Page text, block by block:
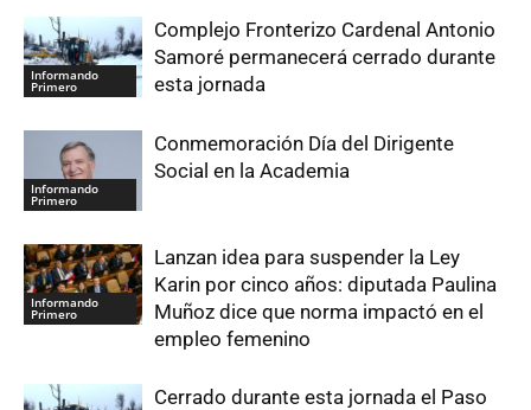
Informando
Primero
Complejo Fronterizo Cardenal Antonio
Samoré permanecerá cerrado durante
esta jornada
Informando
Primero
Conmemoración Día del Dirigente
Social en la Academia
Informando
Primero
Lanzan idea para suspender la Ley
Karin por cinco años: diputada Paulina
Muñoz dice que norma impactó en el
empleo femenino
Cerrado durante esta jornada el Paso